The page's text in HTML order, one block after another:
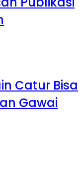
Catur Bisa
Gawai